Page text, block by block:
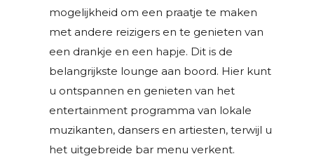
mogelijkheid om een praatje te maken
met andere reizigers en te genieten van
een drankje en een hapje. Dit is de
belangrijkste lounge aan boord. Hier kunt
u ontspannen en genieten van het
entertainment programma van lokale
muzikanten, dansers en artiesten, terwijl u
het uitgebreide bar menu verkent.